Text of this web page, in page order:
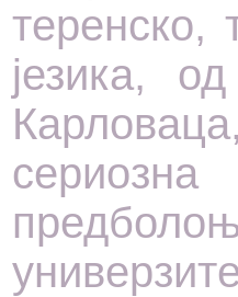
теренско,
језика,